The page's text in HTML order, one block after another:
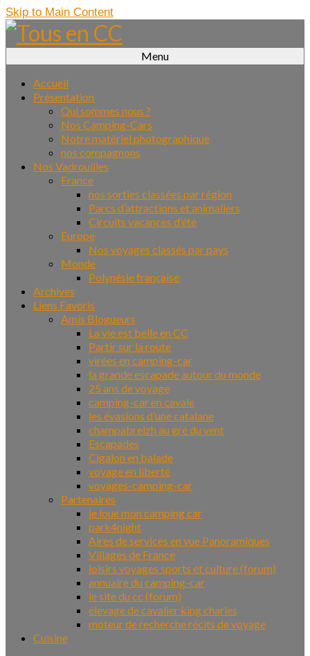
Skip to Main Content
Menu
Accueil
Présentation
Qui sommes nous ?
Nos Camping-Cars
Notre matériel photographique
nos compagnons
Nos Vadrouilles
France
nos sorties classées par région
Parcs d’attractions et animaliers
Circuits vacances d’été
Europe
Nos voyages classés par pays
Monde
Polynésie française
Archives
Liens Favoris
Amis Blogueurs
La vie est belle en CC
Partir sur la route
virées en camping-car
la grande escapade autour du monde
25 ans de voyage
camping-car en cavale
les évasions d’une catalane
champabreizh au gré du vent
Escapades
Cigalon en balade
voyage en liberté
voyages-camping-car
Partenaires
je loue mon camping car
park4night
Aires de services en vue Panoramiques
Villages de France
loisirs voyages sports et culture (forum)
annuaire du camping-car
le site du cc (forum)
élevage de cavalier king charles
moteur de recherche récits de voyage
Cuisine